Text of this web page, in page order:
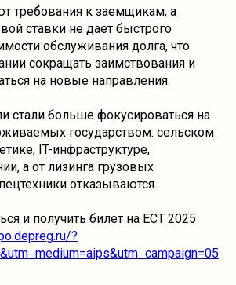
требования к заемщикам, а
ставки не дает быстрого
обслуживания долга, что
сокращать заимствования и
на новые направления.
стали больше фокусироваться на
государством: сельском
IT-инфраструктуре,
а от лизинга грузовых
отказываются.
и получить билет на ECT 2025
?